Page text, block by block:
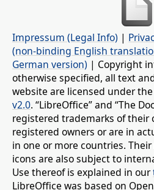
Impressum (Legal Info) |
(non-binding English
German version) | Copyright
otherwise specified, all text
website are licensed under the
v2.0. “LibreOffice” and “The
registered trademarks of their
registered owners or are in
in one or more countries.
icons are also subject to
Use thereof is explained in our
LibreOffice was based on